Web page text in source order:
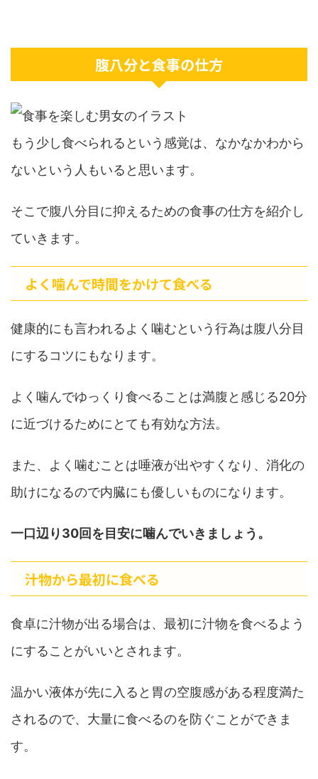
腹八分と食事の仕方
もう少し食べられるという感覚は、なかなかわから
ないという人もいると思います。
そこで腹八分目に抑えるための食事の仕方を紹介し
ていきます。
よく噛んで時間をかけて食べる
健康的にも言われるよく噛むという行為は腹八分目
にするコツにもなります。
よく噛んでゆっくり食べることは満腹と感じる20分
に近づけるためにとても有効な方法。
また、よく噛むことは唾液が出やすくなり、消化の
助けになるので内臓にも優しいものになります。
一口辺り30回を目安に噛んでいきましょう。
汁物から最初に食べる
食卓に汁物が出る場合は、最初に汁物を食べるよう
にすることがいいとされます。
温かい液体が先に入ると胃の空腹感がある程度満た
されるので、大量に食べるのを防ぐことができま
す。